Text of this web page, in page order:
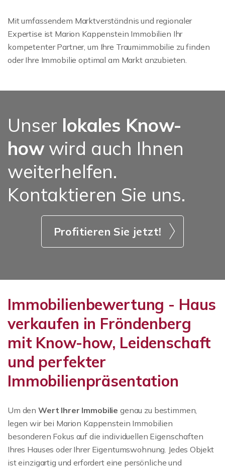
Mit umfassendem Marktverständnis und regionaler
Expertise ist Marion Kappenstein Immobilien Ihr
kompetenter Partner, um Ihre Traumimmobilie zu finden
oder Ihre Immobilie optimal am Markt anzubieten.
Unser lokales Know-
howwird auch Ihnen
weiterhelfen.
Kontaktieren Sie uns.
Profitieren Sie jetzt!
Immobilienbewertung - Haus
verkaufen in Fröndenberg
mit Know-how, Leidenschaft
und perfekter
Immobilienpräsentation
Um den Wert Ihrer Immobilie genau zu bestimmen,
legen wir bei Marion Kappenstein Immobilien
besonderen Fokus auf die individuellen Eigenschaften
Ihres Hauses oder Ihrer Eigentumswohnung. Jedes Objekt
ist einzigartig und erfordert eine persönliche und